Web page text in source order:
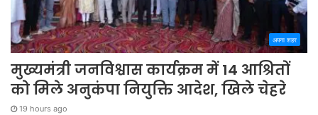
अपना शहर
मुख्यमंत्री जनविश्वास कार्यक्रम में 14 आश्रितों
को मिले अनुकंपा नियुक्ति आदेश, खिले चेहरे
19 hours ago